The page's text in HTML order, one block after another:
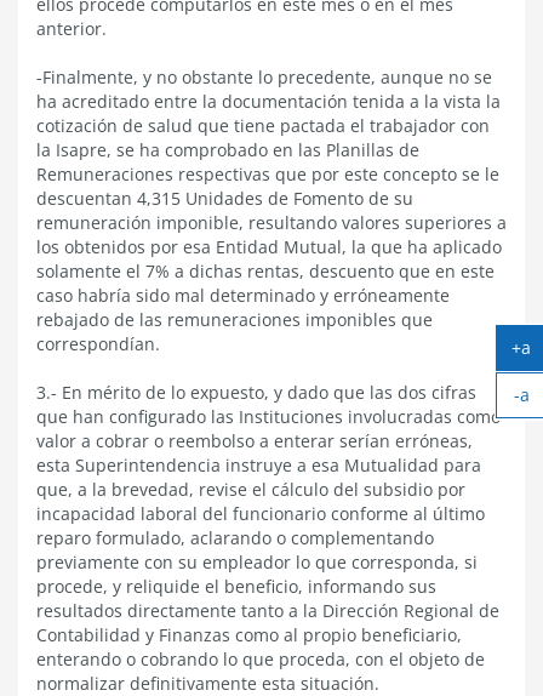
anterior.
-Finalmente, y no obstante lo precedente, aunque no se
ha acreditado entre la documentación tenida a la vista la
cotización de salud que tiene pactada el trabajador con
la Isapre, se ha comprobado en las Planillas de
Remuneraciones respectivas que por este concepto se le
descuentan 4,315 Unidades de Fomento de su
remuneración imponible, resultando valores superiores a
los obtenidos por esa Entidad Mutual, la que ha aplicado
solamente el 7% a dichas rentas, descuento que en este
caso habría sido mal determinado y erróneamente
rebajado de las remuneraciones imponibles que
correspondían.
3.- En mérito de lo expuesto, y dado que las dos cifras
que han configurado las Instituciones involucradas como
valor a cobrar o reembolso a enterar serían erróneas,
esta Superintendencia instruye a esa Mutualidad para
que, a la brevedad, revise el cálculo del subsidio por
incapacidad laboral del funcionario conforme al último
reparo formulado, aclarando o complementando
previamente con su empleador lo que corresponda, si
procede, y reliquide el beneficio, informando sus
resultados directamente tanto a la Dirección Regional de
Contabilidad y Finanzas como al propio beneficiario,
enterando o cobrando lo que proceda, con el objeto de
normalizar definitivamente esta situación.
+a
-a